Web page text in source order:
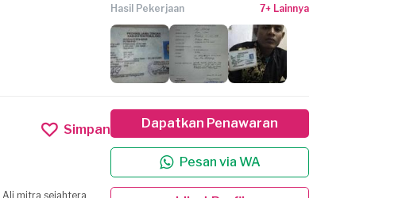
Hasil Pekerjaan 7+ Lainnya
Simpan Dapatkan Penawaran
Pesan via WA